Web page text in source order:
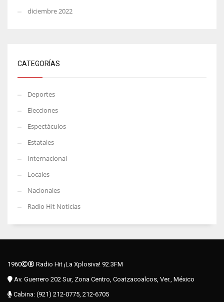
diciembre 2022
CATEGORÍAS
Deportes
Elecciones
Espectáculos
Estatales
Internacional
Locales
Nacionales
Radio Hit Noticias
1960
Radio Hit ¡La Xplosiva! 92.3FM
Av. Guerrero 202 Sur, Zona Centro, Coatzacoalcos, Ver., México
Cabina: (921) 212-0775, 212-6705